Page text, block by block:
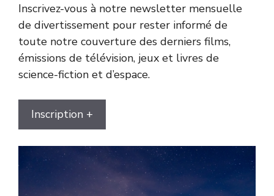
Inscrivez-vous à notre newsletter mensuelle
de divertissement pour rester informé de
toute notre couverture des derniers films,
émissions de télévision, jeux et livres de
science-fiction et d’espace.
Inscription +